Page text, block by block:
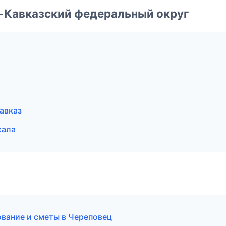
федеральный округ
и сметы в Череповец